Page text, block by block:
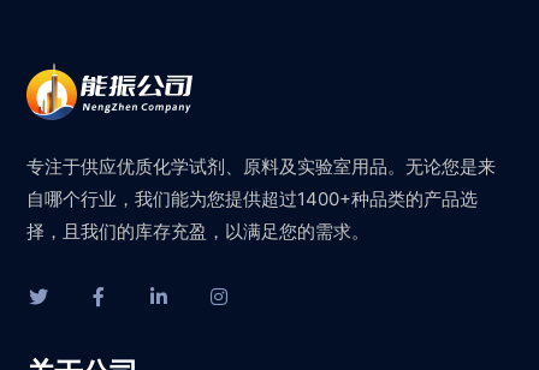
专注于供应优质化学试剂、原料及实验室用品。无论您是来
自哪个行业，我们能为您提供超过1400+种品类的产品选
择，且我们的库存充盈，以满足您的需求。